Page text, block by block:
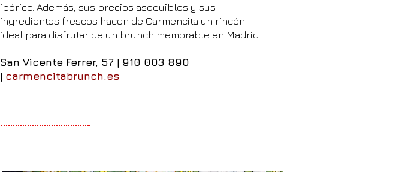
ibérico. Además, sus precios asequibles y sus
ingredientes frescos hacen de Carmencita un rincón
ideal para disfrutar de un brunch memorable en Madrid.
San Vicente Ferrer, 57 | 910 003 890
| carmencitabrunch.es